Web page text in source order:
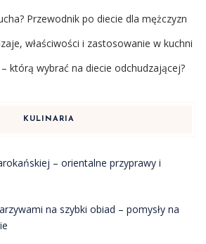
Przewodnik po diecie dla mężczyzn
właściwości i zastosowanie w kuchni
którą wybrać na diecie odchudzającej?
KULINARIA
– orientalne przyprawy i
na szybki obiad – pomysły na